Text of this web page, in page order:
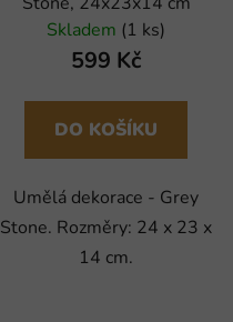
Skladem (1 ks)
599 Kč
DO KOŠÍKU
Umělá dekorace - Grey
Stone. Rozměry: 24 x 23 x
14 cm.